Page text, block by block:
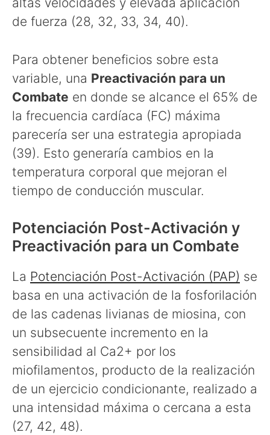
de fuerza (28, 32, 33, 34, 40).
Para obtener beneficios sobre esta
variable, una Preactivación para un
Combate en donde se alcance el 65% de
la frecuencia cardíaca (FC) máxima
parecería ser una estrategia apropiada
(39). Esto generaría cambios en la
temperatura corporal que mejoran el
tiempo de conducción muscular.
Potenciación Post-Activación y
Preactivación para un Combate
La Potenciación Post-Activación (PAP) se
basa en una activación de la fosforilación
de las cadenas livianas de miosina, con
un subsecuente incremento en la
sensibilidad al Ca2+ por los
miofilamentos, producto de la realización
de un ejercicio condicionante, realizado a
una intensidad máxima o cercana a esta
(27, 42, 48).